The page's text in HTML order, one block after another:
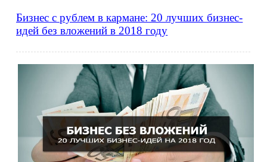
Бизнес с рублем в кармане: 20 лучших бизнес-
идей без вложений в 2018 году